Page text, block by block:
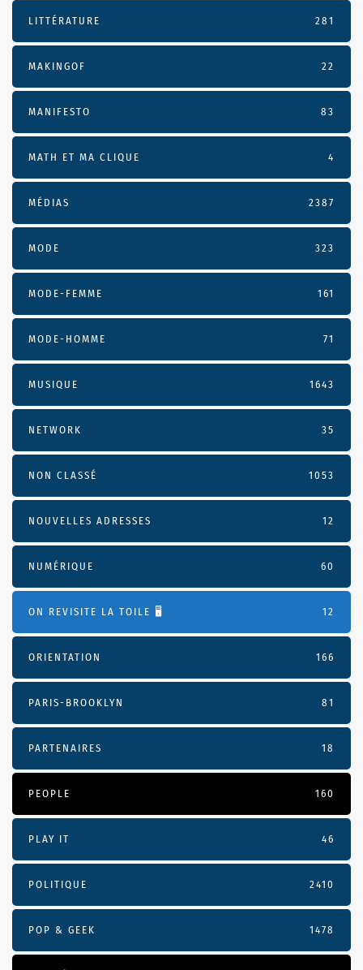
LITTÉRATURE 281
MAKINGOF 22
MANIFESTO 83
MATH ET MA CLIQUE 4
MÉDIAS 2387
MODE 323
MODE-FEMME 161
MODE-HOMME 71
MUSIQUE 1643
NETWORK 35
NON CLASSÉ 1053
NOUVELLES ADRESSES 12
NUMÉRIQUE 60
ON REVISITE LA TOILE 🖥️ 12
ORIENTATION 166
PARIS-BROOKLYN 81
PARTENAIRES 18
PEOPLE 160
PLAY IT 46
POLITIQUE 2410
POP & GEEK 1478